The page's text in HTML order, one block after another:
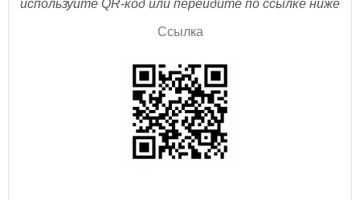
используйте QR-код или перейдите по ссылке ниже
Ссылка